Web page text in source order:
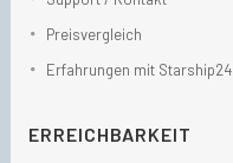
Preisvergleich
Erfahrungen mit Starship24
ERREICHBARKEIT